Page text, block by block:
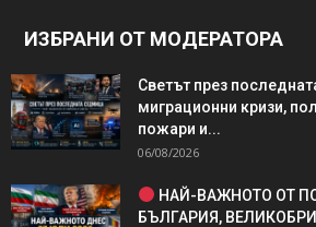
ИЗБРАНИ ОТ МОДЕРАТОРА
Светът през
миграционни кризи,
пожари и...
06/08/2026
НАЙ-ВАЖНОТО ОТ
БЪЛГАРИЯ,